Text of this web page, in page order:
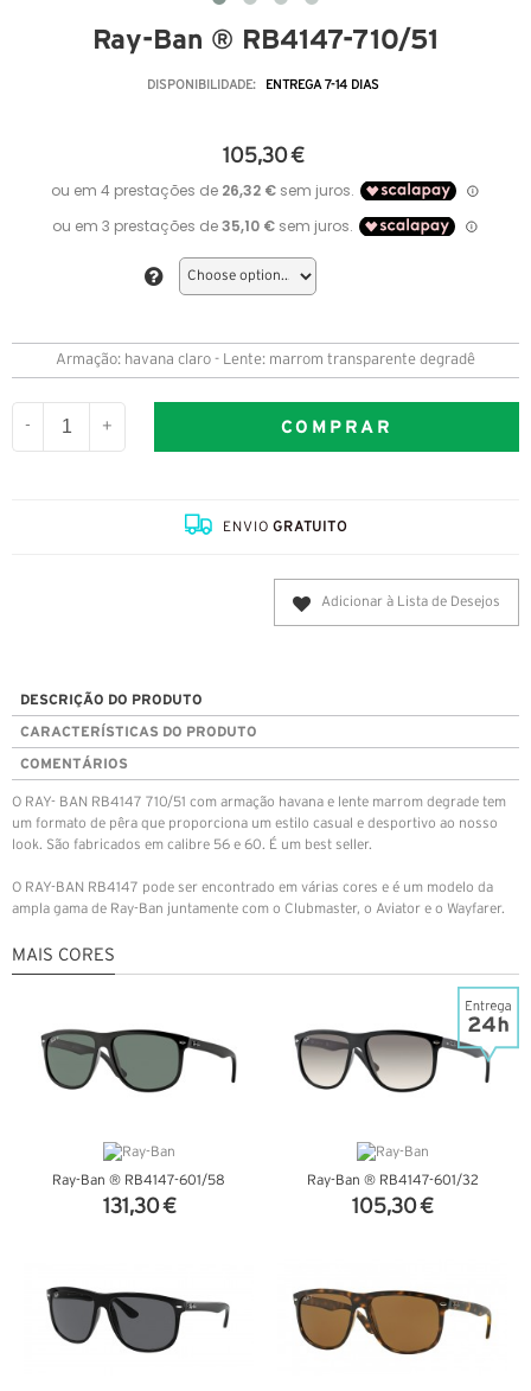
Ray-Ban ® RB4147-710/51
DISPONIBILIDADE: ENTREGA 7-14 DIAS
105,30 €
Armação: havana claro - Lente: marrom transparente degradê
- + COMPRAR
ENVIOGRATUITO
Adicionar à Lista de Desejos
DESCRIÇÃO DO PRODUTO
CARACTERÍSTICAS DO PRODUTO
COMENTÁRIOS
O RAY- BAN RB4147 710/51 com armação havana e lente marrom degrade tem
um formato de pêra que proporciona um estilo casual e desportivo ao nosso
look. São fabricados em calibre 56 e 60. É um best seller.
O RAY-BAN RB4147 pode ser encontrado em várias cores e é um modelo da
ampla gama de Ray-Ban juntamente com o Clubmaster, o Aviator e o Wayfarer.
MAIS CORES
Ray-Ban ® RB4147-601/58
131,30 €
Ray-Ban ® RB4147-601/32
105,30 €